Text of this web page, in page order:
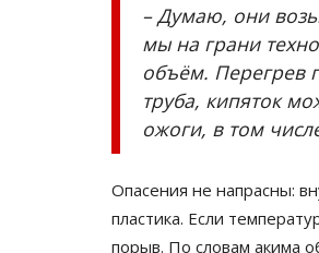
– Думаю, они
мы на грани
объём. Перегрев
труба, кипяток
ожоги, в том
Опасения не напрасны:
пластика. Если
порыв. По словам акима